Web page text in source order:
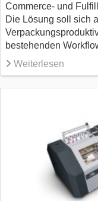
Commerce- und
Die Lösung soll sich
bestehenden
Weiterlesen